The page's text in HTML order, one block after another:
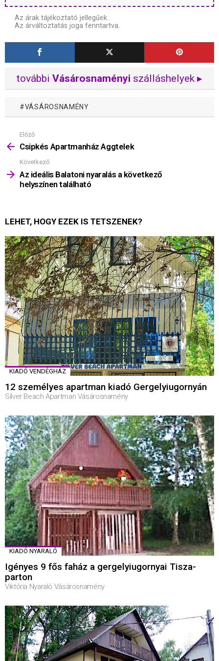
Az árak tájékoztató jellegűek.
Az árváltoztatás joga fenntartva.
további Vásárosnaményi szálláshelyek ▸
VÁSÁROSNAMÉNY
Mutass
többet
Előző
Csipkés Apartmanház Aggtelek
Következő
Az ideális Balatoni nyaralás a következő
helyszínen található
LEHET, HOGY EZEK IS TETSZENEK?
KIADÓ VENDÉGHÁZ
12 személyes apartman kiadó Gergelyiugornyán
Silver Beach Apartman Vásárosnamény
KIADÓ NYARALÓ
Igényes 9 fős faház a gergelyiugornyai Tisza-
parton
Viktória Nyaraló Vásárosnamény